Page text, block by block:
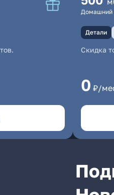
Домашний
Детали
Скидка
0 ₽/